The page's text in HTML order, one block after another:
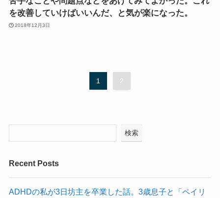
を改善していけばいいんだ、と気が楽になった。
2018年12月3日
1 2
検索
Recent Posts
ADHDの私が3日坊主を卒業した話。3歳息子と「ペイリ